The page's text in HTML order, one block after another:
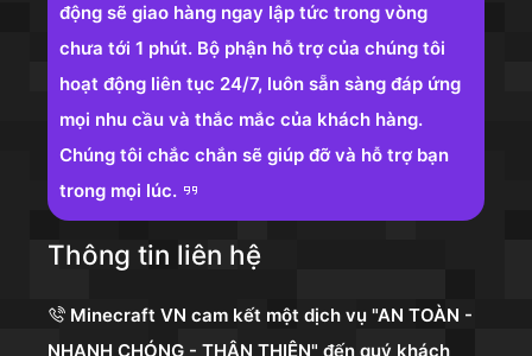
động sẽ giao hàng ngay lập tức trong vòng
chưa tới 1 phút. Bộ phận hỗ trợ của chúng tôi
hoạt động liên tục 24/7, luôn sẵn sàng đáp ứng
mọi nhu cầu và thắc mắc của khách hàng.
Chúng tôi chắc chắn sẽ giúp đỡ và hỗ trợ bạn
trong mọi lúc.
Thông tin liên hệ
Minecraft VN cam kết một dịch vụ "AN TOÀN -
NHANH CHÓNG - THÂN THIỆN" đến quý khách